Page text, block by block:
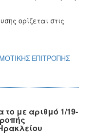
ορίζεται στις
ΕΠΙΤΡΟΠΗΣ
με αριθμό 1/19-